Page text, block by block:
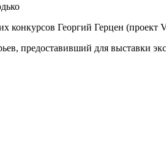
конкурсов Георгий Герцен (проект
предоставивший для выставки